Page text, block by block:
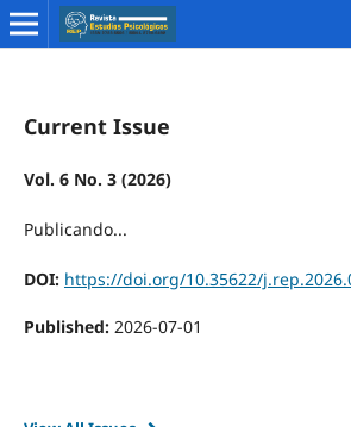
Current Issue
Vol. 6 No. 3 (2026)
Publicando...
DOI: https://doi.org/10.35622/
Published: 2026-07-01